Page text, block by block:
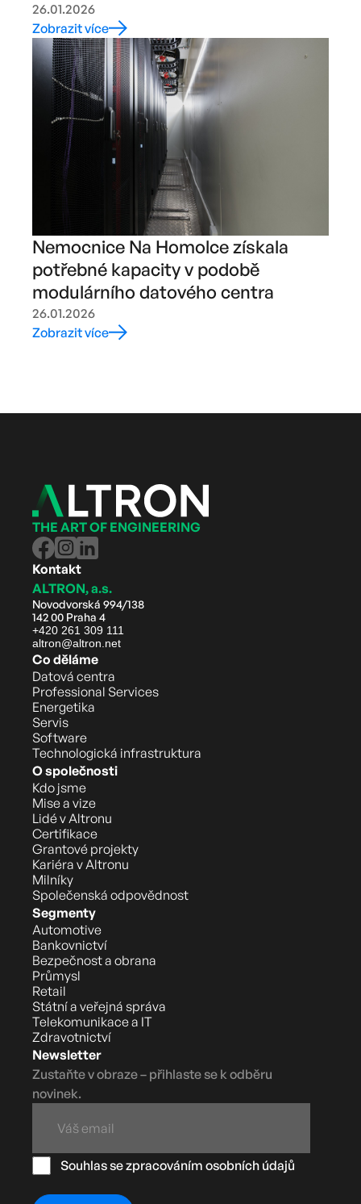
26.01.2026
Zobrazit více
Nemocnice Na Homolce získala
potřebné kapacity v podobě
modulárního datového centra
26.01.2026
Zobrazit více
THE ART OF ENGINEERING
Kontakt
ALTRON, a.s.
Novodvorská 994/138
142 00 Praha 4
+420 261 309 111
altron@altron.net
Co děláme
Datová centra
Professional Services
Energetika
Servis
Software
Technologická infrastruktura
O společnosti
Kdo jsme
Mise a vize
Lidé v Altronu
Certifikace
Grantové projekty
Kariéra v Altronu
Milníky
Společenská odpovědnost
Segmenty
Automotive
Bankovnictví
Bezpečnost a obrana
Průmysl
Retail
Státní a veřejná správa
Telekomunikace a IT
Zdravotnictví
Newsletter
Zustaňte v obraze – přihlaste se k odběru
novinek.
Souhlas se zpracováním osobních údajů